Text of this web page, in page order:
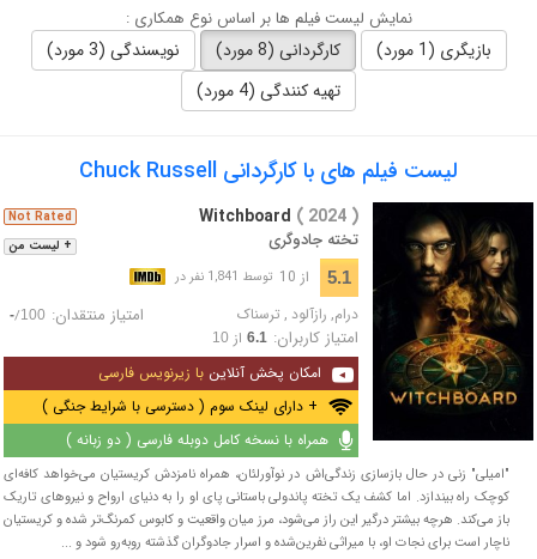
نمایش لیست فیلم ها بر اساس نوع همکاری :
بازیگری (1 مورد) کارگردانی (8 مورد)
نویسندگی (3 مورد)
تهیه کنندگی (4 مورد)
لیست فیلم های با کارگردانی Chuck Russell
+ لیست من
Not Rated Witchboard ( 2024 )
تخته جادوگری
5.1 از 10 توسط 1,841 نفر در
درام, رازآلود , ترسناک امتیاز منتقدان: -/100
امتیاز کاربران: 6.1از 10
امکان پخش آنلاین با زیرنویس فارسی
+ دارای لینک سوم ( دسترسی با شرایط جنگی )
همراه با نسخه کامل دوبله فارسی ( دو زبانه )
"امیلی" زنی در حال بازسازی زندگی‌اش در نوآورلئان، همراه نامزدش کریستیان می‌خواهد کافه‌ای
کوچک راه بیندازد. اما کشف یک تخته پاندولی باستانی پای او را به دنیای ارواح و نیروهای تاریک
باز می‌کند. هرچه بیشتر درگیر این راز می‌شود، مرز میان واقعیت و کابوس کمرنگ‌تر شده و کریستیان
ناچار است برای نجات او، با میراثی نفرین‌شده و اسرار جادوگران گذشته روبه‌رو شود و ...